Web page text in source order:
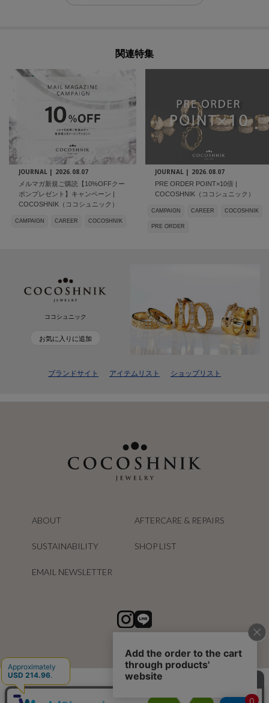
関連特集
JOURNAL | 2026.08.07
メルマガ新規ご購読【10%OFFクー
ポンプレゼント】キャンペーン |
COCOSHNIK（ココシュニック）
CAMPAIGN CAREER COCOSHNIK
JOURNAL | 2026.08.07
PRE ORDER POINT×10倍 |
COCOSHNIK（ココシュニック）
CAMPAIGN CAREER COCOSHNIK
PRE ORDER
ココシュニック
お気に入りに追加
ブランドサイト アイテムリスト ショップリスト
ABOUT AFTERCARE & REPAIRS
SUSTAINABILITY SHOP LIST
EMAIL NEWSLETTER